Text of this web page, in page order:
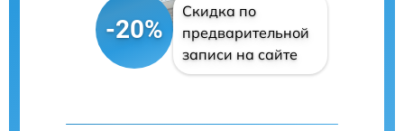
-20%
Скидка по
предварительной
записи на сайте